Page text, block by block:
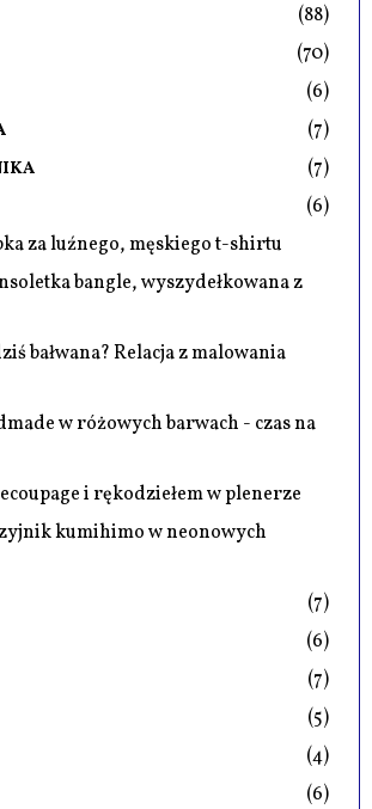
(88)
(70)
(6)
(7)
(7)
(6)
za luźnego, męskiego t-shirtu
bangle, wyszydełkowana z
bałwana? Relacja z malowania
w różowych barwach - czas na
i rękodziełem w plenerze
kumihimo w neonowych
(7)
(6)
(7)
(5)
(4)
(6)